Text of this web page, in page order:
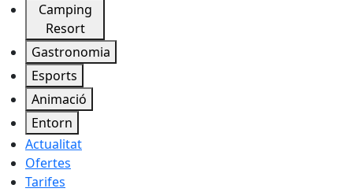
Camping
Resort
Gastronomia
Esports
Animació
Entorn
Actualitat
Ofertes
Tarifes